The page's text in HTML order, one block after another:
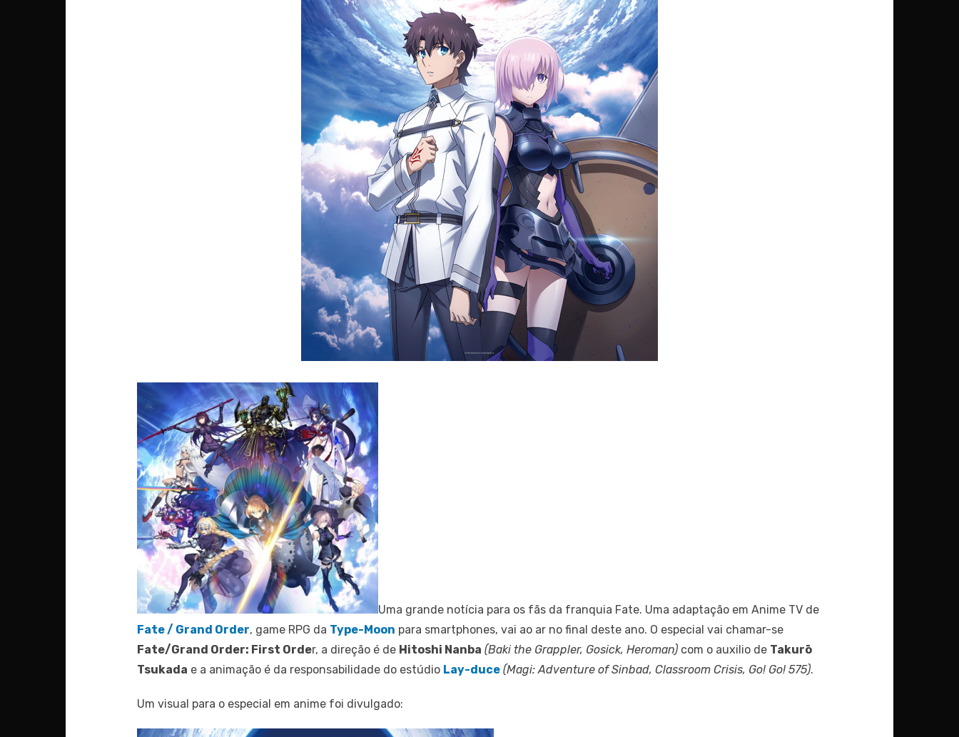
Uma grande notícia para os fãs da franquia Fate. Uma adaptação em Anime TV de
Fate / Grand Order, game RPG da Type-Moon para smartphones, vai ao ar no final deste ano. O especial vai chamar-se
Fate/Grand Order: First Order, a direção é de Hitoshi Nanba (Baki the Grappler, Gosick, Heroman) com o auxilio de Takurō
Tsukada e a animação é da responsabilidade do estúdio Lay-duce (Magi: Adventure of Sinbad, Classroom Crisis, Go! Go! 575).
Um visual para o especial em anime foi divulgado: